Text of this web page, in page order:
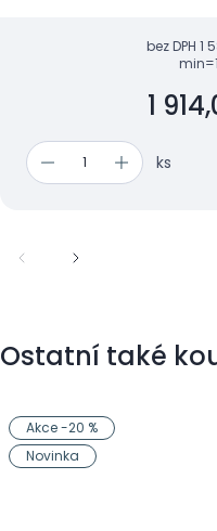
bez DPH 1
1
ks
Ostatní také
Akce -20 %
Novinka